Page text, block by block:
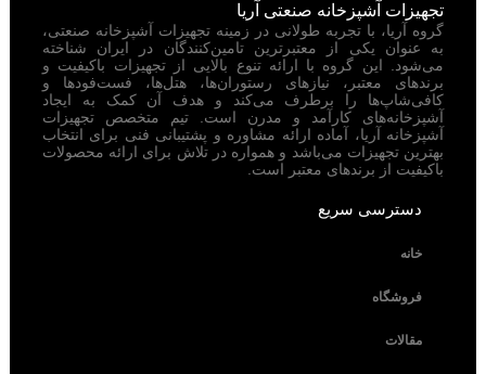
تجهیزات آشپزخانه صنعتی آریا
گروه آریا، با تجربه طولانی در زمینه تجهیزات آشپزخانه صنعتی،
به عنوان یکی از معتبرترین تامین‌کنندگان در ایران شناخته
می‌شود. این گروه با ارائه تنوع بالایی از تجهیزات باکیفیت و
برندهای معتبر، نیازهای رستوران‌ها، هتل‌ها، فست‌فودها و
کافی‌شاپ‌ها را برطرف می‌کند و هدف آن کمک به ایجاد
آشپزخانه‌های کارآمد و مدرن است. تیم متخصص تجهیزات
آشپزخانه آریا، آماده ارائه مشاوره و پشتیبانی فنی برای انتخاب
بهترین تجهیزات می‌باشد و همواره در تلاش برای ارائه محصولات
باکیفیت از برندهای معتبر است.
دسترسی سریع
خانه
فروشگاه
مقالات